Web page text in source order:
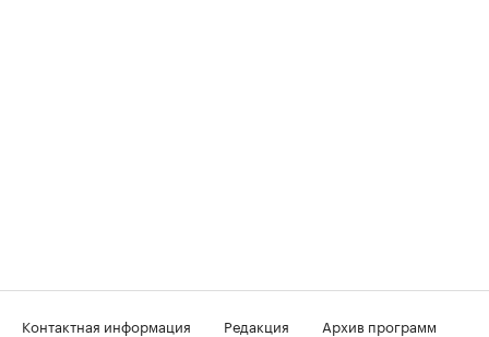
Контактная информация Редакция
Архив программ